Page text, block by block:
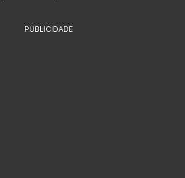
PUBLICIDADE